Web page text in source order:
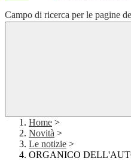
Campo di ricerca per le pagine
Home >
Novità >
Le notizie >
ORGANICO